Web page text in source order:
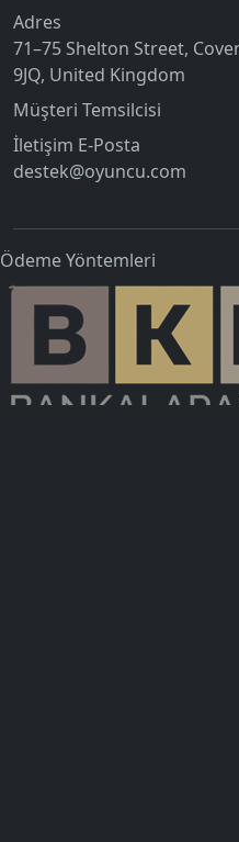
Adres
71–75 Shelton Street,
9JQ, United Kingdom
Müşteri Temsilcisi
İletişim E-Posta
destek@oyuncu.com
Ödeme Yöntemleri